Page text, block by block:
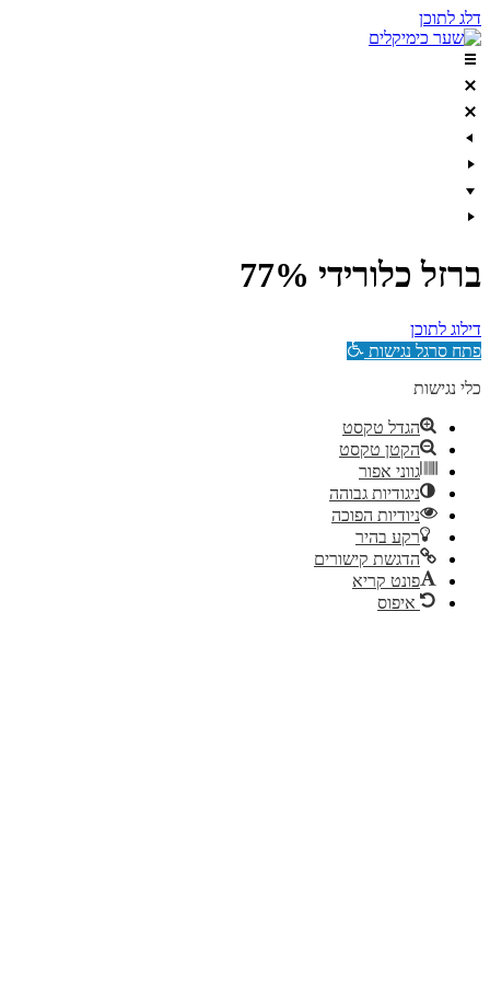
דלג לתוכן
ברזל כלורידי 77%
דילוג לתוכן
פתח סרגל נגישות
כלי נגישות
הגדל טקסט
הקטן טקסט
גווני אפור
ניגודיות גבוהה
ניודיות הפוכה
רקע בהיר
הדגשת קישורים
פונט קריא
איפוס